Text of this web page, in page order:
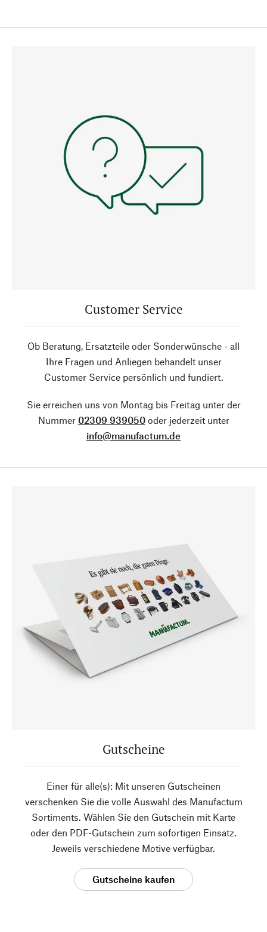
Customer Service
Ob Beratung, Ersatzteile oder Sonderwünsche - all
Ihre Fragen und Anliegen behandelt unser
Customer Service persönlich und fundiert.
Sie erreichen uns von Montag bis Freitag unter der
Nummer 02309 939050oder jederzeit unter
info@manufactum.de
Gutscheine
Einer für alle(s): Mit unseren Gutscheinen
verschenken Sie die volle Auswahl des Manufactum
Sortiments. Wählen Sie den Gutschein mit Karte
oder den PDF-Gutschein zum sofortigen Einsatz.
Jeweils verschiedene Motive verfügbar.
Gutscheine kaufen